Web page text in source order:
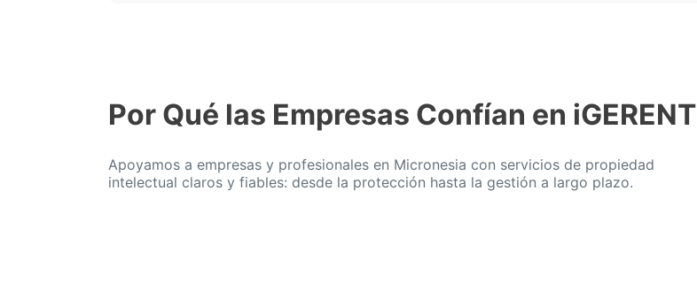
Por Qué las Empresas Confían en iGERENT
Apoyamos a empresas y profesionales en Micronesia con servicios de propiedad
intelectual claros y fiables: desde la protección hasta la gestión a largo plazo.